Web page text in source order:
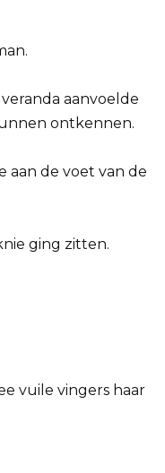
aanvoelde
ontkennen.
aan de voet van de
ging zitten.
vuile vingers haar